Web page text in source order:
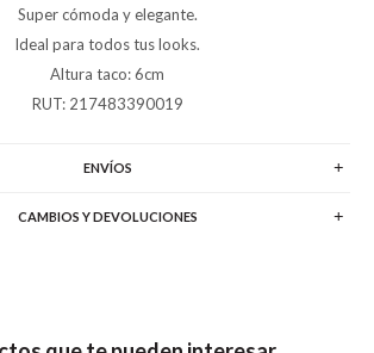
Super cómoda y elegante.
Ideal para todos tus looks.
Altura taco: 6cm
RUT: 217483390019
ENVÍOS
CAMBIOS Y DEVOLUCIONES